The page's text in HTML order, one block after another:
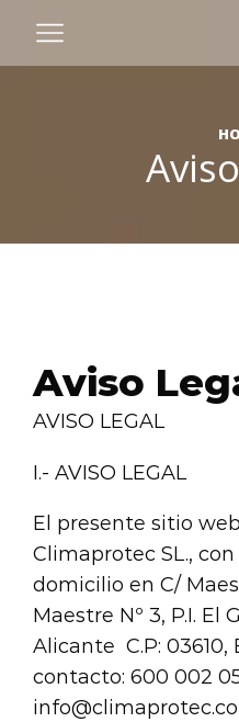
Aviso
AVISO LEGAL
I.- AVISO LEGAL
El presente sitio
Climaprotec SL.,
domicilio en C/
Maestre Nº 3, P.I. El
Alicante C.P: 03610,
contacto: 600 002